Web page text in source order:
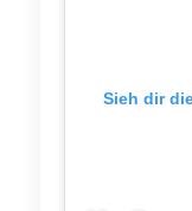
Sieh dir